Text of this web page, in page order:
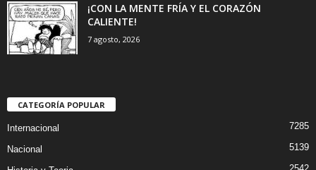
¡CON LA MENTE FRÍA Y EL CORAZÓN
CALIENTE!
7 agosto, 2026
CATEGORÍA POPULAR
Internacional 7285
Nacional 5139